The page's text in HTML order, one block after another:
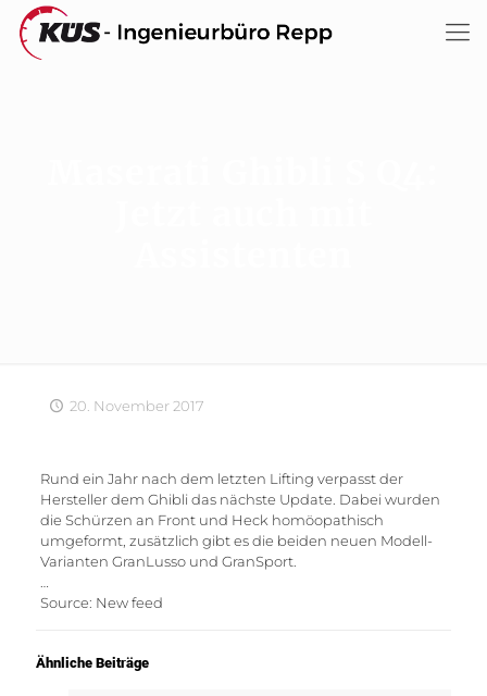
20. November 2017
Rund ein Jahr nach dem letzten Lifting verpasst der
Hersteller dem Ghibli das nächste Update. Dabei wurden
die Schürzen an Front und Heck homöopathisch
umgeformt, zusätzlich gibt es die beiden neuen Modell-
Varianten GranLusso und GranSport.
Source: New feed
Ähnliche Beiträge